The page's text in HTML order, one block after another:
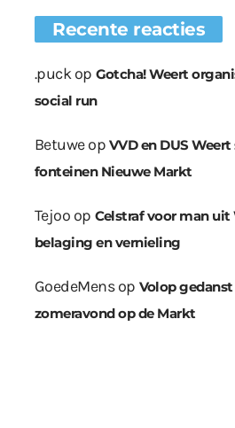
Recente reacties
.puckop Gotcha! Weert
social run
Betuweop VVD en DUS
fonteinen Nieuwe Markt
Tejoo op Celstraf voor man uit
belaging en vernieling
GoedeMensop Volop
zomeravond op de Markt